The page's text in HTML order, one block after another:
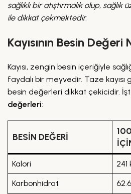
sağlıklı bir atıştırmalık olup,
ile dikkat çekmektedir.
Kayısının Besin Değeri
Kayısı, zengin besin içeriğiyle
faydalı bir meyvedir. Taze kayısı
besin değerleri dikkat çekicidir.
değerleri:
BESIN DEĞERI
Kalori 241
Karbonhidrat